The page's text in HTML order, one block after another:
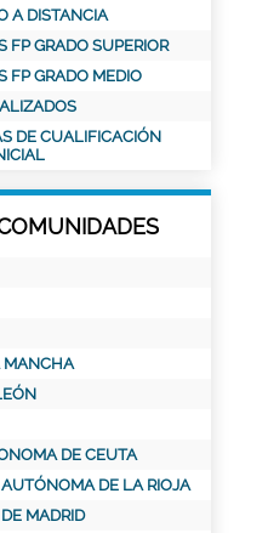
A DISTANCIA
FP GRADO SUPERIOR
FP GRADO MEDIO
DE CUALIFICACIÓN
MANCHA
DE CEUTA
DE LA RIOJA
MADRID